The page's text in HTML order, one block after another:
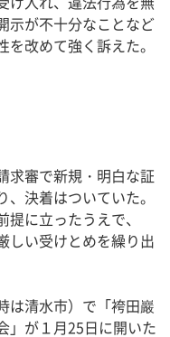
示が不十分なことなど
改めて強く訴えた。
求審で新規・明白な証
決着はついていた。
に立ったうえで、
しい受けとめを繰り出
は清水市）で「袴田巖
」が１月25日に開いた